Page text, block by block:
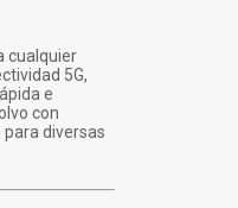
cualquier
5G,
e
con
para diversas